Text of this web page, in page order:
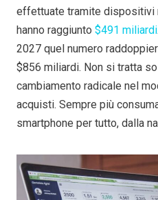
effettuate tramite dispositivi
hanno raggiunto $491 miliardi
2027 quel numero
$856 miliardi. Non si tratta
cambiamento radicale nel
acquisti. Sempre più
smartphone per tutto, dalla